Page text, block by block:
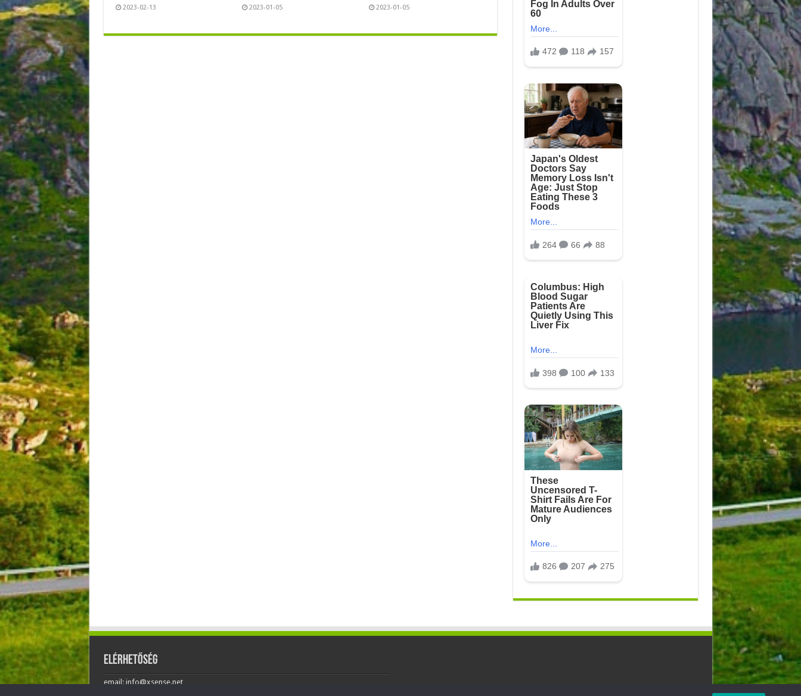
2023-02-13 2023-01-05 2023-01-05
Elérhetőség
email: info@xsense.net